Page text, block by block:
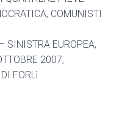
COMUNISTI
SINISTRA EUROPEA,
2007,
FORLì.